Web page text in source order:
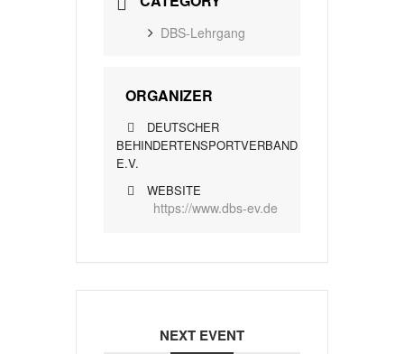
DBS-Lehrgang
ORGANIZER
DEUTSCHER
BEHINDERTENSPORTVERBAND
E.V.
WEBSITE
https://www.dbs-ev.de
NEXT EVENT